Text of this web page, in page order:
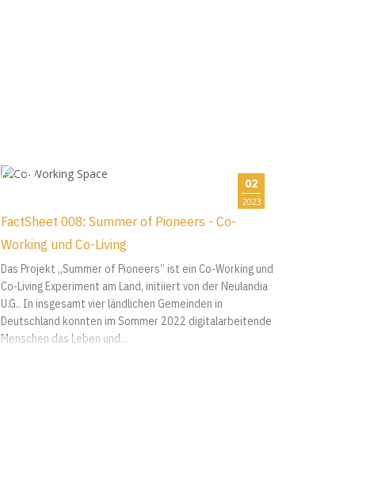
02
2023
FactSheet 008: Summer of Pioneers - Co-
Working und Co-Living
Das Projekt „Summer of Pioneers“ ist ein Co-Working und
Co-Living Experiment am Land, initiiert von der Neulandia
U.G.. In insgesamt vier ländlichen Gemeinden in
Deutschland konnten im Sommer 2022 digitalarbeitende
Menschen das Leben und...